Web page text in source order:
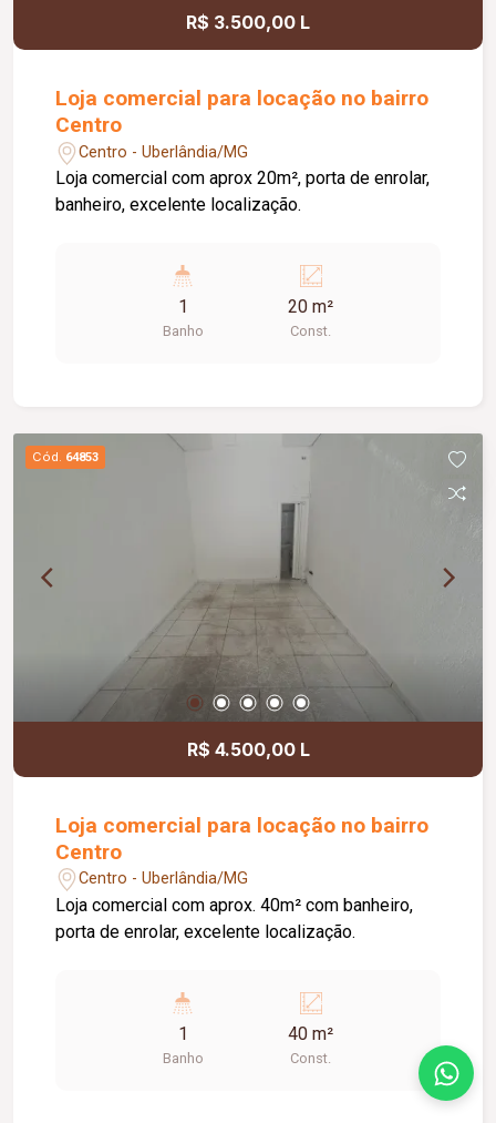
R$ 3.500,00 L
Loja comercial para locação no bairro
Centro
Centro - Uberlândia/MG
Loja comercial com aprox 20m², porta de enrolar,
banheiro, excelente localização.
1
Banho
20 m²
Const.
Cód. 64853
R$ 4.500,00 L
Loja comercial para locação no bairro
Centro
Centro - Uberlândia/MG
Loja comercial com aprox. 40m² com banheiro,
porta de enrolar, excelente localização.
1
Banho
40 m²
Const.